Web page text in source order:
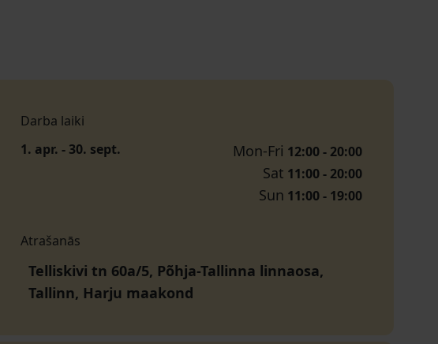
Darba laiki
1. apr. - 30. sept.
Mon-Fri 12:00 - 20:00
Sat 11:00 - 20:00
Sun 11:00 - 19:00
Atrašanās
Telliskivi tn 60a/5, Põhja-Tallinna linnaosa,
Tallinn, Harju maakond